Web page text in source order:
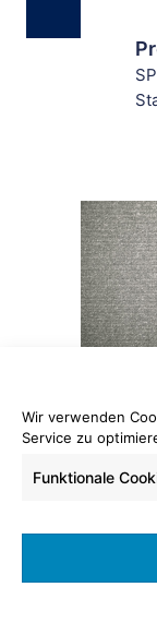
Wir verwenden
Service zu
Funktionale
940
Velours